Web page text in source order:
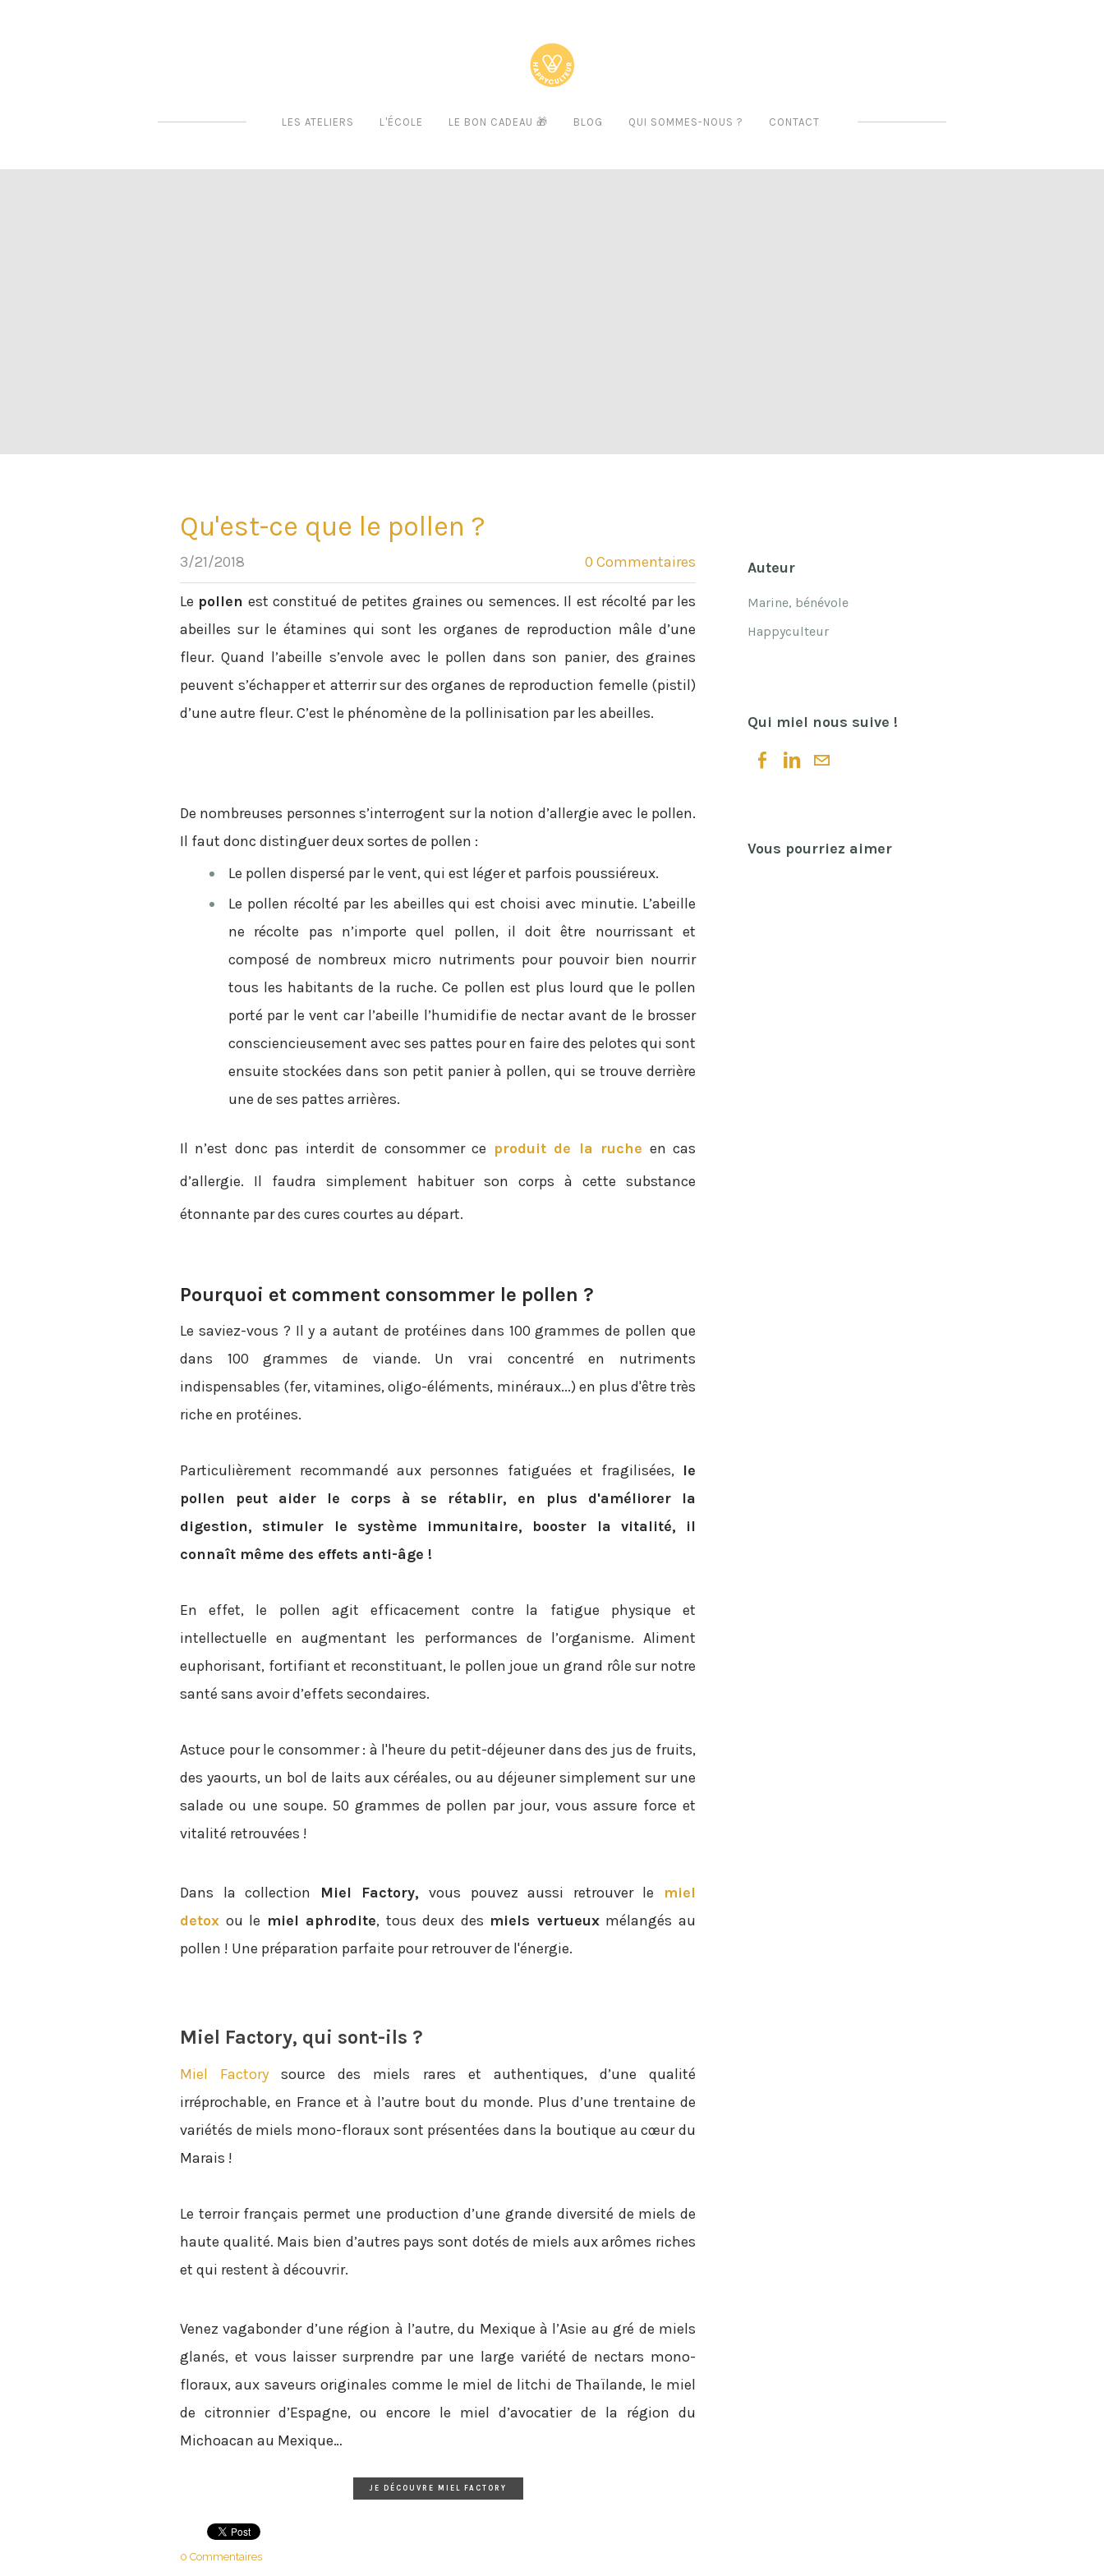
LES ATELIERS L'ÉCOLE LE BON CADEAU 🎁 BLOG QUI SOMMES-NOUS ? CONTACT
Qu'est-ce que le pollen ?
3/21/2018 0 Commentaires
Le pollen est constitué de petites graines ou semences. Il est récolté par les
abeilles sur le étamines qui sont les organes de reproduction mâle d’une
fleur. Quand l’abeille s’envole avec le pollen dans son panier, des graines
peuvent s’échapper et atterrir sur des organes de reproduction femelle (pistil)
d’une autre fleur. C’est le phénomène de la pollinisation par les abeilles.
De nombreuses personnes s’interrogent sur la notion d’allergie avec le pollen.
Il faut donc distinguer deux sortes de pollen :
Le pollen dispersé par le vent, qui est léger et parfois poussiéreux.
Le pollen récolté par les abeilles qui est choisi avec minutie. L’abeille
ne récolte pas n’importe quel pollen, il doit être nourrissant et
composé de nombreux micro nutriments pour pouvoir bien nourrir
tous les habitants de la ruche. Ce pollen est plus lourd que le pollen
porté par le vent car l’abeille l’humidifie de nectar avant de le brosser
consciencieusement avec ses pattes pour en faire des pelotes qui sont
ensuite stockées dans son petit panier à pollen, qui se trouve derrière
une de ses pattes arrières.
Il n’est donc pas interdit de consommer ce produit de la ruche en cas
d’allergie. Il faudra simplement habituer son corps à cette substance
étonnante par des cures courtes au départ.
Pourquoi et comment consommer le pollen ?
Le saviez-vous ? Il y a autant de protéines dans 100 grammes de pollen que
dans 100 grammes de viande. Un vrai concentré en nutriments
indispensables (fer, vitamines, oligo-éléments, minéraux...) en plus d'être très
riche en protéines.
Particulièrement recommandé aux personnes fatiguées et fragilisées, le
pollen peut aider le corps à se rétablir, en plus d'améliorer la
digestion, stimuler le système immunitaire, booster la vitalité, il
connaît même des effets anti-âge !
En effet, le pollen agit efficacement contre la fatigue physique et
intellectuelle en augmentant les performances de l’organisme. Aliment
euphorisant, fortifiant et reconstituant, le pollen joue un grand rôle sur notre
santé sans avoir d’effets secondaires.
Astuce pour le consommer : à l'heure du petit-déjeuner dans des jus de fruits,
des yaourts, un bol de laits aux céréales, ou au déjeuner simplement sur une
salade ou une soupe. 50 grammes de pollen par jour, vous assure force et
vitalité retrouvées !
Dans la collection Miel Factory, ​vous pouvez aussi retrouver le miel
detox ou le miel aphrodite, tous deux des miels vertueuxmélangés au
pollen ! Une préparation parfaite pour retrouver de l'énergie.
Miel Factory, qui sont-ils ?
Miel Factory source des miels rares et authentiques, d’une qualité
irréprochable, en France et à l’autre bout du monde. Plus d’une trentaine de
variétés de miels mono-floraux sont présentées dans la boutique au cœur du
Marais !
Le terroir français permet une production d’une grande diversité de miels de
haute qualité. Mais bien d’autres pays sont dotés de miels aux arômes riches
et qui restent à découvrir.
Venez vagabonder d’une région à l’autre, du Mexique à l’Asie au gré de miels
glanés, et vous laisser surprendre par une large variété de nectars mono-
floraux, aux saveurs originales comme le miel de litchi de Thaïlande, le miel
de citronnier d’Espagne, ou encore le miel d’avocatier de la région du
Michoacan au Mexique…
JE DÉCOUVRE MIEL FACTORY
0 Commentaires
Auteur
Marine, bénévole
Happyculteur
Qui miel nous suive !
Vous pourriez aimer